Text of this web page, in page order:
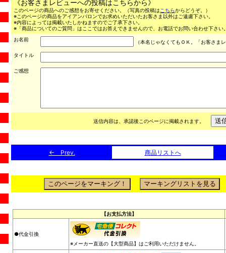
《お客さまレビューへの投稿はこちらから》
このページの商品へのご感想をお寄せください。（写真の投稿は こちらからどうぞ。）
※このページの商品をアイアンバロンでお求めいただいたお客さま以外はご遠慮下さい。
※内容によっては掲載いたしかねますのでご了承下さい。
※「商品についてのご質問」はここではお答えできませんので、お電話でお問い合わせ下さ
お名前
（本名じゃなくてもＯＫ。「お客さま
タイトル
ご感想
送信内容は、承認後このページに掲載されます。
← Prev. 商品リストへ
【お支払方法】
●代金引換
※メーカー直送の【大型商品】はご利用いただけません。